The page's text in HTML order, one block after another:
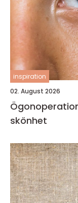
inspiration
02. August 2026
skönhet